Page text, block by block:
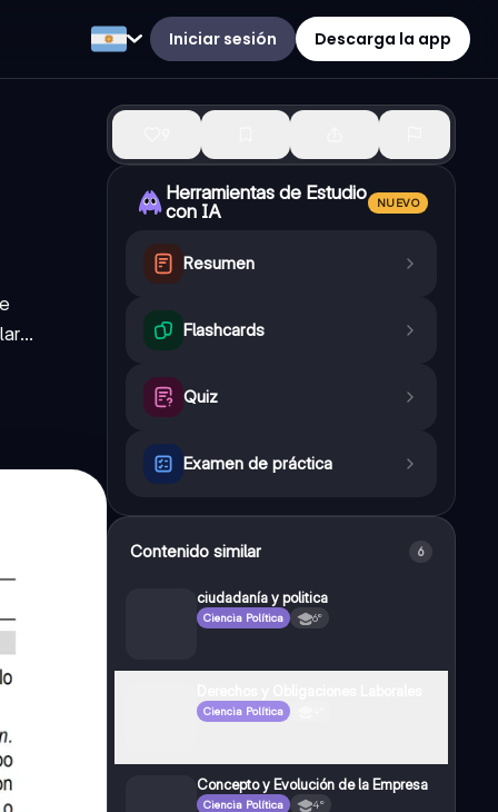
Iniciar sesión Descarga la app
Herramientas de Estudio
con IA
NUEVO
Resumen
Flashcards
Quiz
Examen de práctica
Contenido similar 6
ciudadanía y politica
Ciencia Política 6°
Ciencia Política
Concepto y Evolución de la Empresa
Ciencia Política 4°